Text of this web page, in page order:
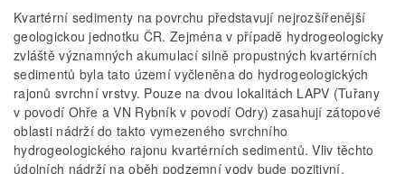
Kvartérní sedimenty na povrchu představují nejrozšířenější
geologickou jednotku ČR. Zejména v případě hydrogeologicky
zvláště významných akumulací silně propustných kvartérních
sedimentů byla tato území vyčleněna do hydrogeologických
rajonů svrchní vrstvy. Pouze na dvou lokalitách LAPV (Tuřany
v povodí Ohře a VN Rybník v povodí Odry) zasahují zátopové
oblasti nádrží do takto vymezeného svrchního
hydrogeologického rajonu kvartérních sedimentů. Vliv těchto
údolních nádrží na oběh podzemní vody bude pozitivní.